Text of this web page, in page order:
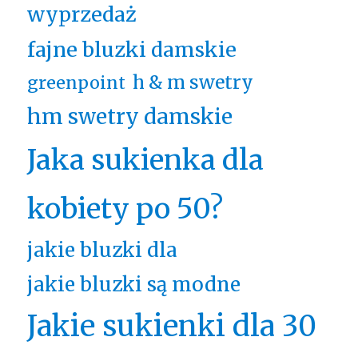
wyprzedaż
fajne bluzki damskie
greenpoint h & m swetry
hm swetry damskie
Jaka sukienka dla
kobiety po 50?
jakie bluzki dla
jakie bluzki są modne
Jakie sukienki dla 30